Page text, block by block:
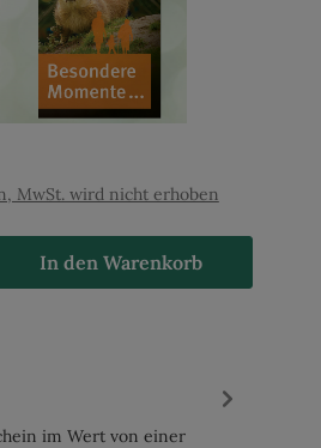
MwSt. wird nicht erhoben
In den Warenkorb
im Wert von einer